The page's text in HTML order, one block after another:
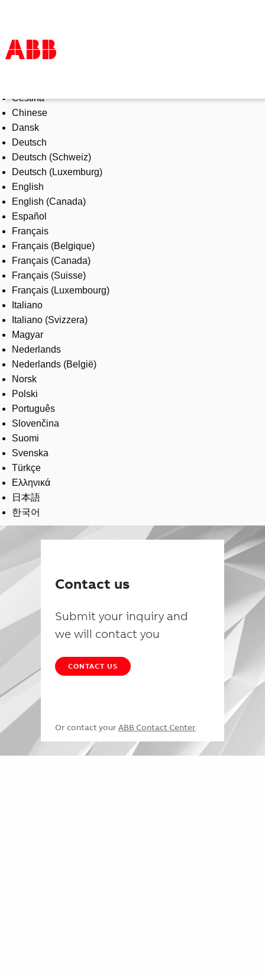
Products & Solutions
Industries
Services
About us
Where to buy
Contact us
Careers
Čeština
Chinese
Dansk
Deutsch
Deutsch (Schweiz)
Deutsch (Luxemburg)
English
English (Canada)
Español
Français
Français (Belgique)
Français (Canada)
Français (Suisse)
Français (Luxembourg)
Italiano
Italiano (Svizzera)
Magyar
Nederlands
Nederlands (België)
Norsk
Polski
Português
Slovenčina
Suomi
Svenska
Türkçe
Ελληνικά
日本語
한국어
Contact us
Submit your inquiry and
we will contact you
CONTACT US
Or contact your ABB Contact Center